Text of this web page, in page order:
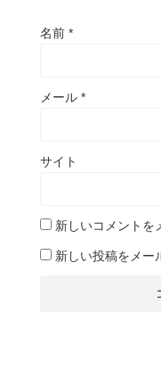
名前 *
メール *
サイト
新しいコメントを
新しい投稿をメー